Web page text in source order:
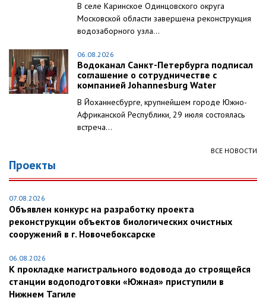
В селе Каринское Одинцовского округа
Московской области завершена реконструкция
водозаборного узла...
06.08.2026
Водоканал Санкт-Петербурга подписал
соглашение о сотрудничестве с
компанией Johannesburg Water
В Йоханнесбурге, крупнейшем городе Южно-
Африканской Республики, 29 июля состоялась
встреча...
ВСЕ НОВОСТИ
Проекты
07.08.2026
Объявлен конкурс на разработку проекта
реконструкции объектов биологических очистных
сооружений в г. Новочебоксарске
06.08.2026
К прокладке магистрального водовода до строящейся
станции водоподготовки «Южная» приступили в
Нижнем Тагиле